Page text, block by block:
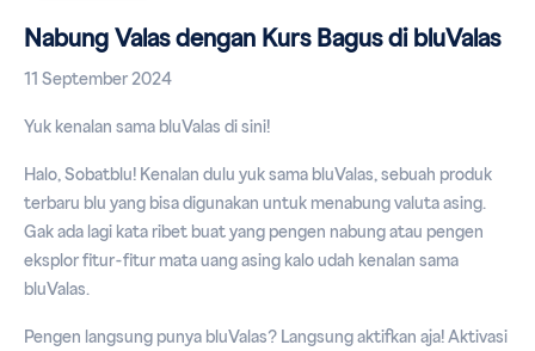
Nabung Valas dengan Kurs Bagus di bluValas
11 September 2024
Yuk kenalan sama bluValas di sini!
Halo, Sobatblu! Kenalan dulu yuk sama bluValas, sebuah produk
terbaru blu yang bisa digunakan untuk menabung valuta asing.
Gak ada lagi kata ribet buat yang pengen nabung atau pengen
eksplor fitur-fitur mata uang asing kalo udah kenalan sama
bluValas.
Pengen langsung punya bluValas? Langsung aktifkan aja! Aktivasi